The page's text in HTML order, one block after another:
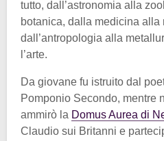
tutto, dall’astronomia alla
botanica, dalla medicina alla
dall’antropologia alla
l’arte.
Da giovane fu istruito dal
Pomponio Secondo, mentre
ammirò la Domus Aurea di
Claudio sui Britanni e